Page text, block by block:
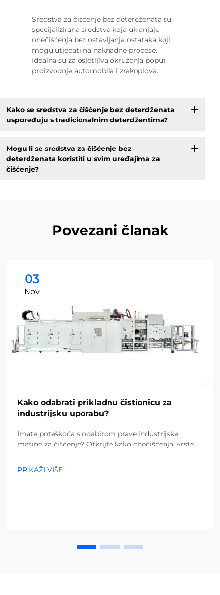
Sredstva za čišćenje bez deterdženata su
specijalizirana sredstva koja uklanjaju
onečišćenja bez ostavljanja ostataka koji
mogu utjecati na naknadne procese.
Idealna su za osjetljiva okruženja poput
proizvodnje automobila i zrakoplova.
Kako se sredstva za čišćenje bez deterdženata
uspoređuju s tradicionalnim deterdžentima?
Mogu li se sredstva za čišćenje bez
deterdženata koristiti u svim uređajima za
čišćenje?
Povezani članak
03
Nov
Kako odabrati prikladnu čistionicu za
industrijsku uporabu?
Imate poteškoća s odabirom prave industrijske
mašine za čišćenje? Otkrijte kako onečišćenja, vrste
troškove i povećajte učinkovitost – preuzmite potpuni
vodič već danas.
PRIKAŽI VIŠE